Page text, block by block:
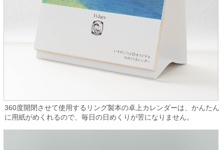
360度開閉させて使用するリング製本の卓上カレンダーは、かんたん
に用紙がめくれるので、毎日の日めくりが苦になりません。